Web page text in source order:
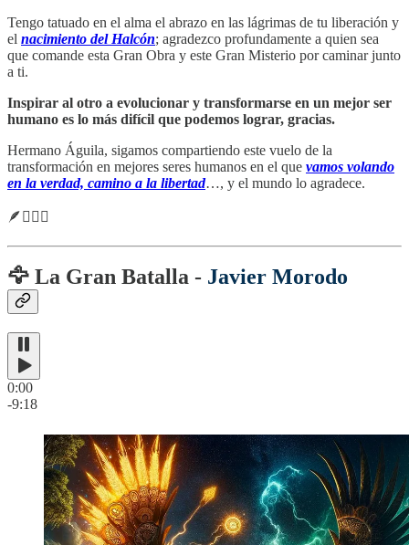
Tengo tatuado en el alma el abrazo en las lágrimas de tu liberación y
el nacimiento del Halcón; agradezco profundamente a quien sea
que comande esta Gran Obra y este Gran Misterio por caminar junto
a ti.
Inspirar al otro a evolucionar y transformarse en un mejor ser
humano es lo más difícil que podemos lograr, gracias.
Hermano Águila, sigamos compartiendo este vuelo de la
transformación en mejores seres humanos en el que vamos volando
en la verdad, camino a la libertad…, y el mundo lo agradece.
🪶🧙🏼‍♂️
🦅 La Gran Batalla - Javier Morodo
0:00
-9:18